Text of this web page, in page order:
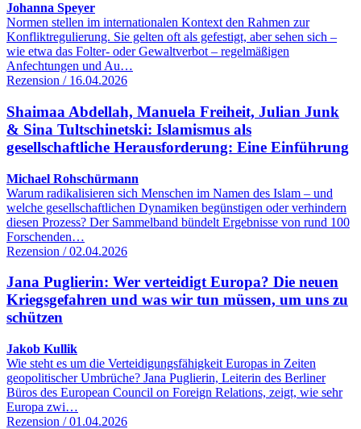
Johanna Speyer
Normen stellen im internationalen Kontext den Rahmen zur
Konfliktregulierung. Sie gelten oft als gefestigt, aber sehen sich –
wie etwa das Folter- oder Gewaltverbot – regelmäßigen
Anfechtungen und Au…
Rezension / 16.04.2026
Shaimaa Abdellah, Manuela Freiheit, Julian Junk
& Sina Tultschinetski: Islamismus als
gesellschaftliche Herausforderung: Eine Einführung
Michael Rohschürmann
Warum radikalisieren sich Menschen im Namen des Islam – und
welche gesellschaftlichen Dynamiken begünstigen oder verhindern
diesen Prozess? Der Sammelband bündelt Ergebnisse von rund 100
Forschenden…
Rezension / 02.04.2026
Jana Puglierin: Wer verteidigt Europa? Die neuen
Kriegsgefahren und was wir tun müssen, um uns zu
schützen
Jakob Kullik
Wie steht es um die Verteidigungsfähigkeit Europas in Zeiten
geopolitischer Umbrüche? Jana Puglierin, Leiterin des Berliner
Büros des European Council on Foreign Relations, zeigt, wie sehr
Europa zwi…
Rezension / 01.04.2026